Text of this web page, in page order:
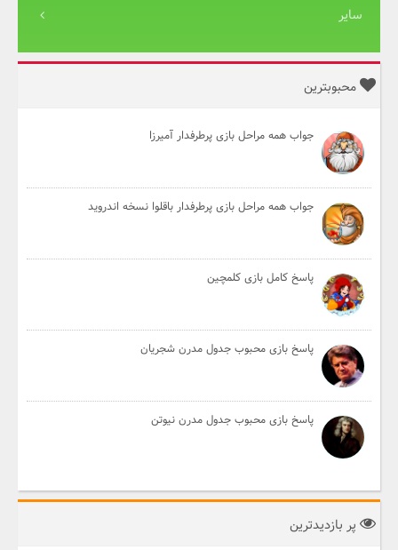
سایر
محبوبترین
جواب همه مراحل بازی پرطرفدار آمیرزا
جواب همه مراحل بازی پرطرفدار باقلوا نسخه اندروید
پاسخ کامل بازی کلمچین
پاسخ بازی محبوب جدول مدرن شجریان
پاسخ بازی محبوب جدول مدرن نیوتن
پر بازدیدترین